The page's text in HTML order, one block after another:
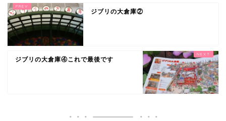
ジブリの大倉庫②
ジブリの大倉庫④これで最後です